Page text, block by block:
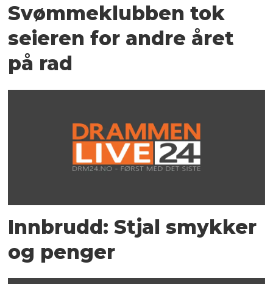
Svømmeklubben tok
seieren for andre året
på rad
Innbrudd: Stjal smykker
og penger